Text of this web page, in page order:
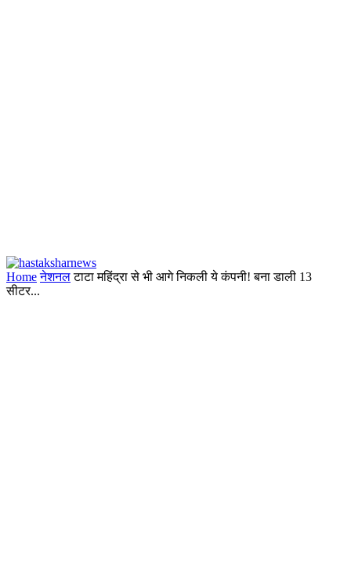
Home नेशनल टाटा महिंद्रा से भी आगे निकली ये कंपनी! बना डाली 13
सीटर...